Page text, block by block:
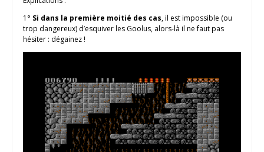
1° Si dans la première moitié des cas, il est impossible (ou
trop dangereux) d’esquiver les Goolus, alors-là il ne faut pas
hésiter : dégainez !